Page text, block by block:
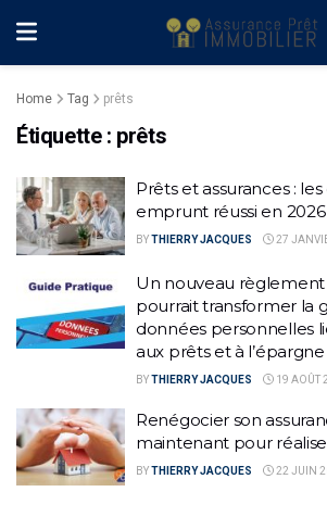
Home Tag prêts
Étiquette : prêts
Prêts et assurances :
emprunt réussi en 2026
BYTHIERRY JACQUES 27
Un nouveau
pourrait transformer la
données personnelles
aux prêts et à l’épargne
BYTHIERRY JACQUES 19 AOÛT
Renégocier son
maintenant pour
BYTHIERRY JACQUES 22 JUIN